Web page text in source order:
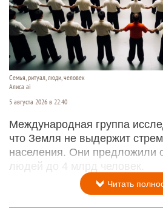
Семья, ритуал, люди, человек
Алиса ai
5 августа 2026 в 22:40
Международная группа
что Земля не выдержит
населения. Они предложили
людей до 4 млрд человек.
Читать